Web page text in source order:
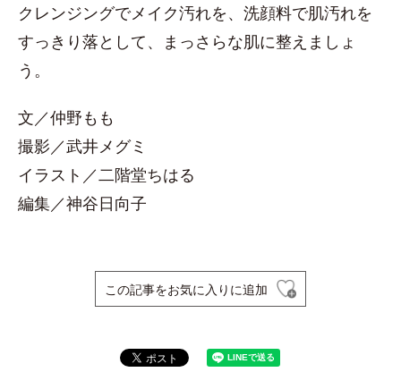
クレンジングでメイク汚れを、洗顔料で肌汚れを
すっきり落として、まっさらな肌に整えましょ
う。
文／仲野もも
撮影／武井メグミ
イラスト／二階堂ちはる
編集／神谷日向子
この記事をお気に入りに追加